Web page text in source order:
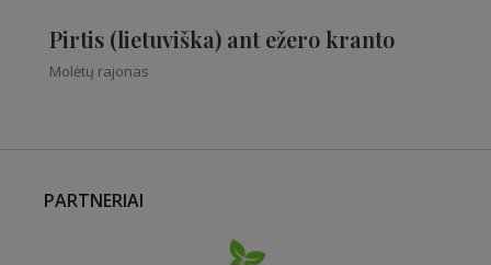
Pirtis (lietuviška) ant ežero kranto
Molėtų rajonas
PARTNERIAI